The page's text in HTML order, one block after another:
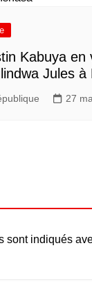
Kabuya en
Jules à
27
sont indiqués